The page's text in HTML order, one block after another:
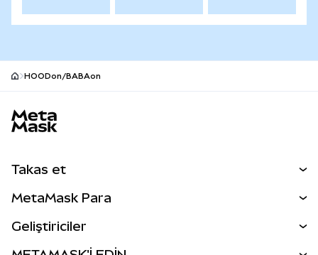
HOODon/BABAon
Takas et
Perps
MetaMask Para
Geliştiriciler